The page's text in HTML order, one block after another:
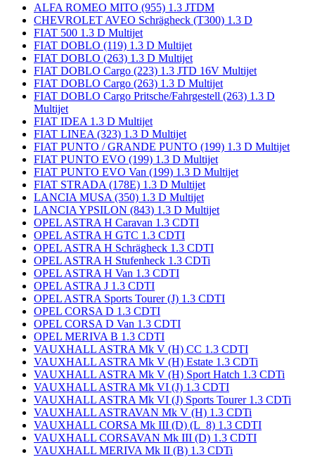
ALFA ROMEO MITO (955) 1.3 JTDM
CHEVROLET AVEO Schrägheck (T300) 1.3 D
FIAT 500 1.3 D Multijet
FIAT DOBLO (119) 1.3 D Multijet
FIAT DOBLO (263) 1.3 D Multijet
FIAT DOBLO Cargo (223) 1.3 JTD 16V Multijet
FIAT DOBLO Cargo (263) 1.3 D Multijet
FIAT DOBLO Cargo Pritsche/Fahrgestell (263) 1.3 D
Multijet
FIAT IDEA 1.3 D Multijet
FIAT LINEA (323) 1.3 D Multijet
FIAT PUNTO / GRANDE PUNTO (199) 1.3 D Multijet
FIAT PUNTO EVO (199) 1.3 D Multijet
FIAT PUNTO EVO Van (199) 1.3 D Multijet
FIAT STRADA (178E) 1.3 D Multijet
LANCIA MUSA (350) 1.3 D Multijet
LANCIA YPSILON (843) 1.3 D Multijet
OPEL ASTRA H Caravan 1.3 CDTI
OPEL ASTRA H GTC 1.3 CDTI
OPEL ASTRA H Schrägheck 1.3 CDTI
OPEL ASTRA H Stufenheck 1.3 CDTi
OPEL ASTRA H Van 1.3 CDTI
OPEL ASTRA J 1.3 CDTI
OPEL ASTRA Sports Tourer (J) 1.3 CDTI
OPEL CORSA D 1.3 CDTI
OPEL CORSA D Van 1.3 CDTI
OPEL MERIVA B 1.3 CDTI
VAUXHALL ASTRA Mk V (H) CC 1.3 CDTI
VAUXHALL ASTRA Mk V (H) Estate 1.3 CDTi
VAUXHALL ASTRA Mk V (H) Sport Hatch 1.3 CDTi
VAUXHALL ASTRA Mk VI (J) 1.3 CDTI
VAUXHALL ASTRA Mk VI (J) Sports Tourer 1.3 CDTi
VAUXHALL ASTRAVAN Mk V (H) 1.3 CDTi
VAUXHALL CORSA Mk III (D) (L_8) 1.3 CDTI
VAUXHALL CORSAVAN Mk III (D) 1.3 CDTI
VAUXHALL MERIVA Mk II (B) 1.3 CDTi